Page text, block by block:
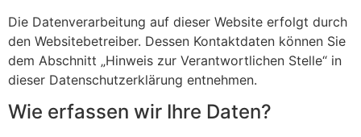
Die Datenverarbeitung auf dieser Website erfolgt durch
den Websitebetreiber. Dessen Kontaktdaten können Sie
dem Abschnitt „Hinweis zur Verantwortlichen Stelle“ in
dieser Datenschutzerklärung entnehmen.
Wie erfassen wir Ihre Daten?